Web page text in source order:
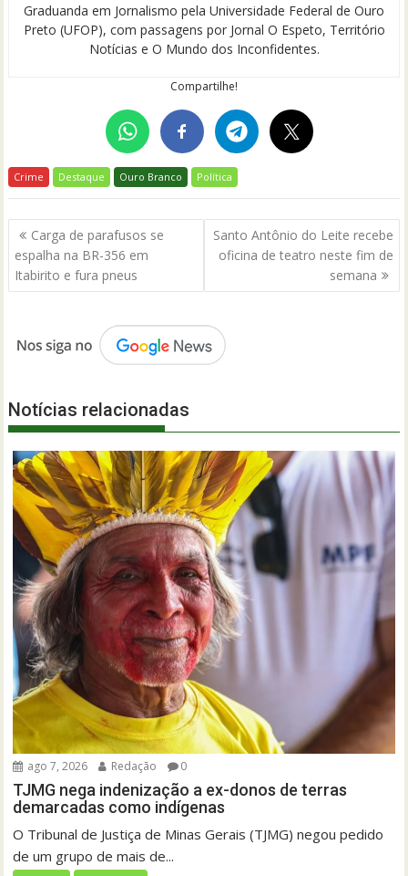
Graduanda em Jornalismo pela Universidade Federal de Ouro
Preto (UFOP), com passagens por Jornal O Espeto, Território
Notícias e O Mundo dos Inconfidentes.
Compartilhe!
Crime Destaque Ouro Branco Política
Navegação
de
Post
Carga de parafusos se
espalha na BR-356 em
Itabirito e fura pneus
Santo Antônio do Leite recebe
oficina de teatro neste fim de
semana
Notícias relacionadas
ago 7, 2026 Redação 0
TJMG nega indenização a ex-donos de terras
demarcadas como indígenas
O Tribunal de Justiça de Minas Gerais (TJMG) negou pedido
de um grupo de mais de...